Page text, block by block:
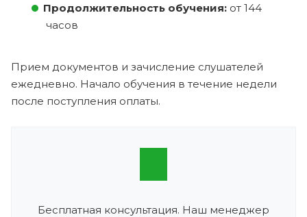
Продолжительность обучения: от 144
часов
Прием документов и зачисление слушателей
ежедневно. Начало обучения в течение недели
после поступления оплаты.
Бесплатная консультация. Наш менеджер